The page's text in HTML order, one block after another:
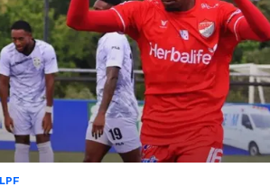
LPF